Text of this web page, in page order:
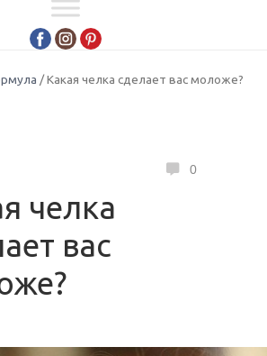
/ Какая челка сделает вас моложе?
0
челка
вас